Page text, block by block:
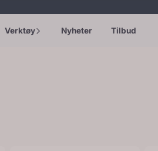
Verktøy Nyheter Tilbud